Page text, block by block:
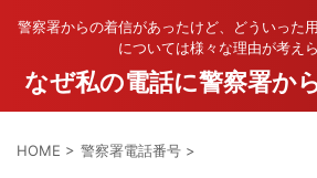
警察署からの着信があったけど、どういった
については様々な理由が考えら
なぜ私の電話に警察署か
HOME > 警察署電話番号 >